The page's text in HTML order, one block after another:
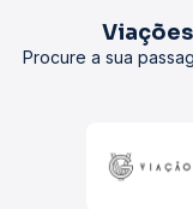
Procure a sua